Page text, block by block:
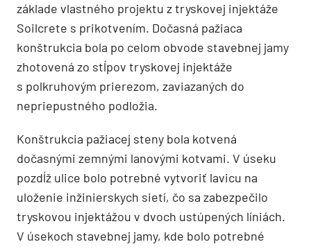
základe vlastného projektu z tryskovej injektáže
Soilcrete s prikotvením. Dočasná pažiaca
konštrukcia bola po celom obvode stavebnej jamy
zhotovená zo stĺpov tryskovej injektáže
s polkruhovým prierezom, zaviazaných do
nepriepustného podložia.
Konštrukcia pažiacej steny bola kotvená
dočasnými zemnými lanovými kotvami. V úseku
pozdĺž ulice bolo potrebné vytvoriť lavicu na
uloženie inžinierskych sietí, čo sa zabezpečilo
tryskovou injektážou v dvoch ustúpených líniách.
V úsekoch stavebnej jamy, kde bolo potrebné